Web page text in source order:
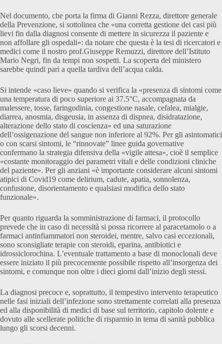
Nel documento, che porta la firma di Gianni Rezza, direttore generale
della Prevenzione, si sottolinea che «una corretta gestione dei casi più
lievi fin dalla diagnosi consente di mettere in sicurezza il paziente e
non affollare gli ospedali»: da notare che questa è la tesi di ricercatori e
medici come il nostro prof.Giuseppe Remuzzi, direttore dell’Istituto
Mario Negri, fin da tempi non sospetti. La scoperta del ministero
sarebbe quindi pari a quella tardiva dell’acqua calda.
Si intende «caso lieve» quando si verifica la «presenza di sintomi come
una temperatura di poco superiore ai 37.5°C, accompagnata da
malessere, tosse, faringodinia, congestione nasale, cefalea, mialgie,
diarrea, anosmia, disgeusia, in assenza di dispnea, disidratazione,
alterazione dello stato di coscienza» ed una saturazione
dell’ossigenazione del sangue non inferiore al 92%. Per gli asintomatici
o con scarsi sintomi, le “rinnovate” linee guida governative
confermano la strategia difensiva della «vigile attesa», cioè il semplice
«costante monitoraggio dei parametri vitali e delle condizioni cliniche
del paziente». Per gli anziani «è importante considerare alcuni sintomi
atipici di Covid19 come delirium, cadute, apatia, sonnolenza,
confusione, disorientamento e qualsiasi modifica dello stato
funzionale».
Per quanto riguarda la somministrazione di farmaci, il protocollo
prevede che in caso di necessità si possa ricorrere al paracetamolo o a
farmaci antinfiammatori non steroidei, mentre, salvo casi eccezionali,
sono sconsigliate terapie con steroidi, eparina, antibiotici e
idrossiclorochina. L’eventuale trattamento a base di monoclonali deve
essere iniziato il più precocemente possibile rispetto all’insorgenza dei
sintomi, e comunque non oltre i dieci giorni dall’inizio degli stessi.
La diagnosi precoce e, soprattutto, il tempestivo intervento terapeutico
nelle fasi iniziali dell’infezione sono strettamente correlati alla presenza
ed alla disponibilità di medici di base sul territorio, capitolo dolente e
dovuto alle scellerate politiche di risparmio in tema di sanità pubblica
lungo gli scorsi decenni.